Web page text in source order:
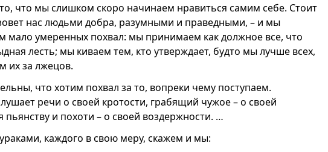
что мы слишком скоро начинаем нравиться самим себе. Стоит
нас людьми добра, разумными и праведными, – и мы
мало умеренных похвал: мы принимаем как должное все, что
лесть; мы киваем тем, кто утверждает, будто мы лучше всех,
их за лжецов.
что хотим похвал за то, вопреки чему поступаем.
речи о своей кротости, грабящий чужое – о своей
и похоти – о своей воздержности. …
каждого в свою меру, скажем и мы: